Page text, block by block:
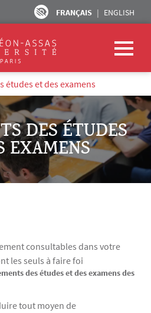
FRANÇAIS ENGLISH
études et des examens
DES ÉTUDES
EXAMENS
consultables dans votre
les seuls à faire foi
des études et des examens des
tout moyen de